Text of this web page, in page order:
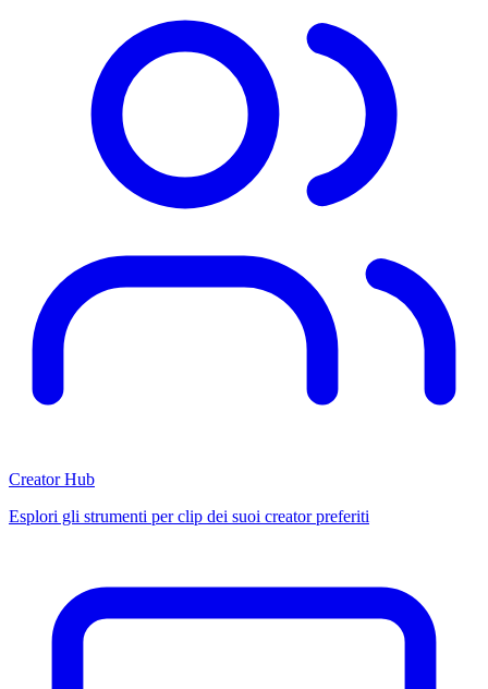
Creator Hub
Esplori gli strumenti per clip dei suoi creator preferiti